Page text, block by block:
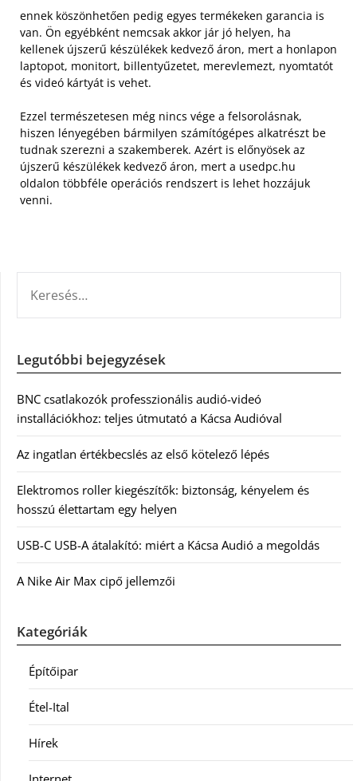
ennek köszönhetően pedig egyes termékeken garancia is
van. Ön egyébként nemcsak akkor jár jó helyen, ha
kellenek újszerű készülékek kedvező áron, mert a honlapon
laptopot, monitort, billentyűzetet, merevlemezt, nyomtatót
és videó kártyát is vehet.
Ezzel természetesen még nincs vége a felsorolásnak,
hiszen lényegében bármilyen számítógépes alkatrészt be
tudnak szerezni a szakemberek. Azért is előnyösek az
újszerű készülékek kedvező áron, mert a usedpc.hu
oldalon többféle operációs rendszert is lehet hozzájuk
venni.
Legutóbbi bejegyzések
BNC csatlakozók professzionális audió-videó
installációkhoz: teljes útmutató a Kácsa Audióval
Az ingatlan értékbecslés az első kötelező lépés
Elektromos roller kiegészítők: biztonság, kényelem és
hosszú élettartam egy helyen
USB-C USB-A átalakító: miért a Kácsa Audió a megoldás
A Nike Air Max cipő jellemzői
Kategóriák
Építőipar
Étel-Ital
Hírek